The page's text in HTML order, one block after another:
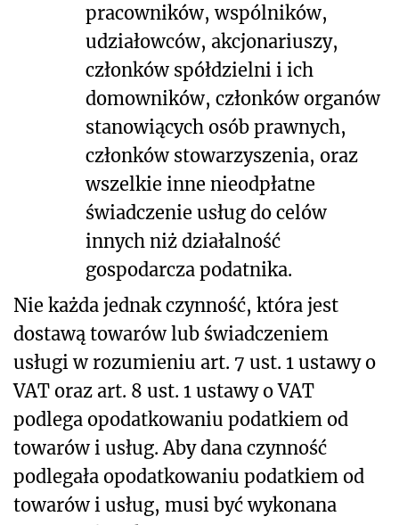
pracowników, wspólników,
udziałowców, akcjonariuszy,
członków spółdzielni i ich
domowników, członków organów
stanowiących osób prawnych,
członków stowarzyszenia, oraz
wszelkie inne nieodpłatne
świadczenie usług do celów
innych niż działalność
gospodarcza podatnika.
Nie każda jednak czynność, która jest
dostawą towarów lub świadczeniem
usługi w rozumieniu art. 7 ust. 1 ustawy o
VAT oraz art. 8 ust. 1 ustawy o VAT
podlega opodatkowaniu podatkiem od
towarów i usług. Aby dana czynność
podlegała opodatkowaniu podatkiem od
towarów i usług, musi być wykonana